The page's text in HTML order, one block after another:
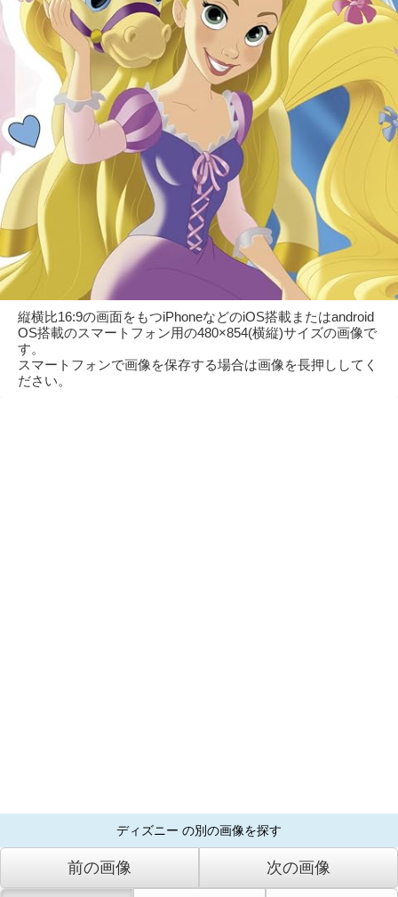
縦横比16:9の画面をもつiPhoneなどのiOS搭載またはandroid
OS搭載のスマートフォン用の480×854(横縦)サイズの画像で
す。
スマートフォンで画像を保存する場合は画像を長押ししてく
ださい。
ディズニー の別の画像を探す
前の画像 次の画像